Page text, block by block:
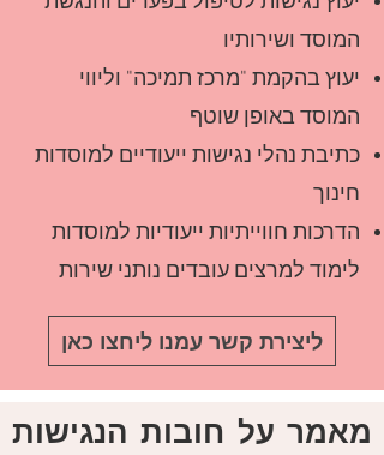
המוסד ושירותיו
יעוץ בהקמת "מרכז תמיכה" וליווי
המוסד באופן שוטף
כתיבת נהלי נגישות ייעודיים למוסדות
חינוך
הדרכות חווייתיות ייעודיות למוסדות
לימוד למרצים עובדים נותני שירות
ליצירת קשר עמנו ליחצו כאן
מאמר על חובות הנגישות